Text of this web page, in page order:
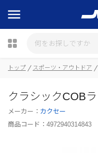
瓶詰
トップ スポーツ・アウトドア
クラシックCOB
メーカー： カクセー
商品コード： 4972940314843